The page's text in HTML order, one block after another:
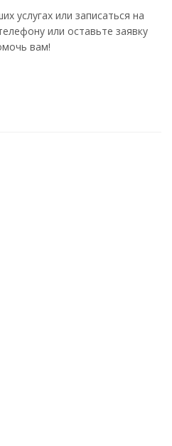
услугах или записаться на
или оставьте заявку
вам!